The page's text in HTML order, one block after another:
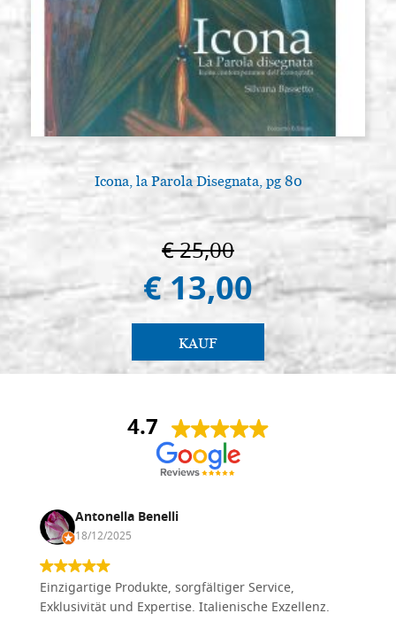
Icona, la Parola Disegnata, pg 80
€ 25,00
€ 13,00
KAUF
4.7
Antonella Benelli
18/12/2025
Einzigartige Produkte, sorgfältiger Service,
Exklusivität und Expertise. Italienische Exzellenz.